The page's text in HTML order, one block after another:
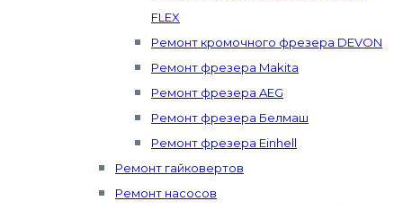
FLEX
Ремонт кромочного фрезера DEVON
Ремонт фрезера Makita
Ремонт фрезера AEG
Ремонт фрезера Белмаш
Ремонт фрезера Einhell
Ремонт гайковертов
Ремонт насосов